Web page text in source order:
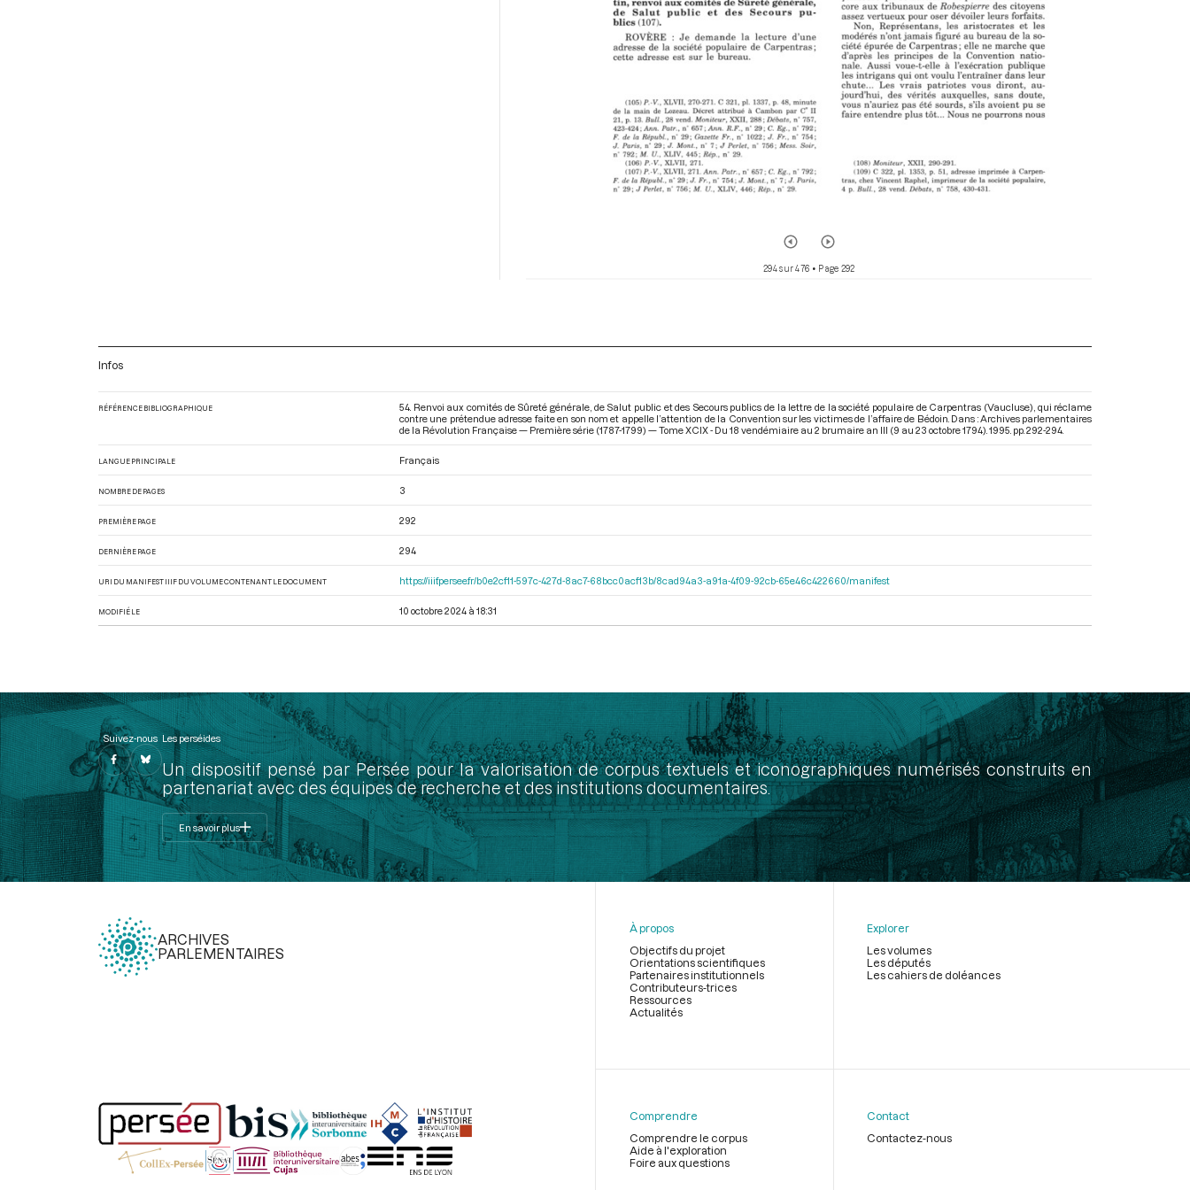
294 sur 476 • Page 292
Infos
RÉFÉRENCE BIBLIOGRAPHIQUE
54. Renvoi aux comités de Sûreté générale, de Salut public et des Secours publics de la lettre de la société populaire de Carpentras (Vaucluse), qui réclame
contre une prétendue adresse faite en son nom et appelle l’attention de la Convention sur les victimes de l’affaire de Bédoin. Dans : Archives parlementaires
de la Révolution Française — Première série (1787-1799) — Tome XCIX - Du 18 vendémiaire au 2 brumaire an III (9 au 23 octobre 1794) . 1995. pp. 292-294.
LANGUE PRINCIPALE Français
NOMBRE DE PAGES 3
PREMIÈRE PAGE 292
DERNIÈRE PAGE 294
URI DU MANIFEST IIIF DU VOLUME CONTENANT LE DOCUMENT https://iiif.persee.fr/b0e2cf11-597c-427d-8ac7-68bcc0acf13b/8cad94a3-a91a-4f09-92cb-65e46c422660/manifest
MODIFIÉ LE 10 octobre 2024 à 18:31
Suivez-nous Les perséides
Un dispositif pensé par Persée pour la valorisation de corpus textuels et iconographiques numérisés construits en
partenariat avec des équipes de recherche et des institutions documentaires.
En savoir plus
ARCHIVES
PARLEMENTAIRES
page
À propos
Objectifs du projet
Orientations scientifiques
Partenaires institutionnels
Contributeurs-trices
Ressources
Actualités
Explorer
Les volumes
Les députés
Les cahiers de doléances
Comprendre
Comprendre le corpus
Aide à l'exploration
Foire aux questions
Contact
Contactez-nous